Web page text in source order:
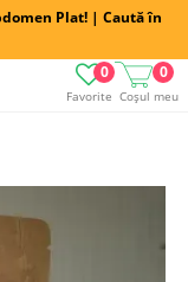
Plat! | Caută în
Favorite
0
Coșul meu
0